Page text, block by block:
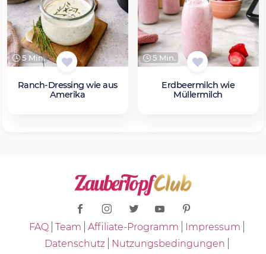
5 Min.
Ranch-Dressing wie aus
Amerika
5 Min.
Erdbeermilch wie
Müllermilch
FAQ Team Affiliate-Programm
Impressum
Datenschutz
Nutzungsbedingungen